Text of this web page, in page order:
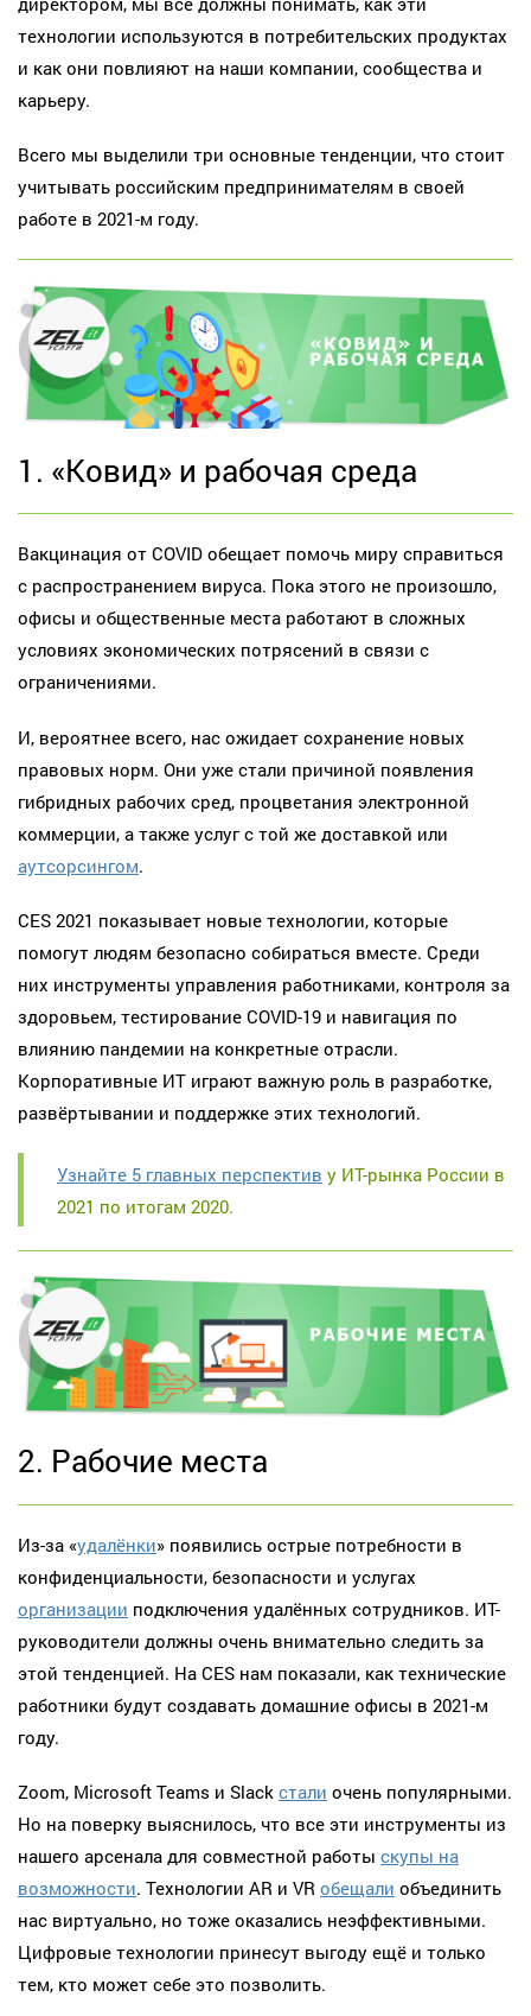
технологии используются в потребительских продуктах
и как они повлияют на наши компании, сообщества и
карьеру.
Всего мы выделили три основные тенденции, что стоит
учитывать российским предпринимателям в своей
работе в 2021-м году.
1. «Ковид» и рабочая среда
Вакцинация от COVID обещает помочь миру справиться
с распространением вируса. Пока этого не произошло,
офисы и общественные места работают в сложных
условиях экономических потрясений в связи с
ограничениями.
И, вероятнее всего, нас ожидает сохранение новых
правовых норм. Они уже стали причиной появления
гибридных рабочих сред, процветания электронной
коммерции, а также услуг с той же доставкой или
аутсорсингом.
CES 2021 показывает новые технологии, которые
помогут людям безопасно собираться вместе. Среди
них инструменты управления работниками, контроля за
здоровьем, тестирование COVID-19 и навигация по
влиянию пандемии на конкретные отрасли.
Корпоративные ИТ играют важную роль в разработке,
развёртывании и поддержке этих технологий.
Узнайте 5 главных перспектив у ИТ-рынка России в
2021 по итогам 2020.
2. Рабочие места
Из-за «удалёнки» появились острые потребности в
конфиденциальности, безопасности и услугах
организации подключения удалённых сотрудников. ИТ-
руководители должны очень внимательно следить за
этой тенденцией. На CES нам показали, как технические
работники будут создавать домашние офисы в 2021-м
году.
Zoom, Microsoft Teams и Slack стали очень популярными.
Но на поверку выяснилось, что все эти инструменты из
нашего арсенала для совместной работы скупы на
возможности. Технологии AR и VR обещали объединить
нас виртуально, но тоже оказались неэффективными.
Цифровые технологии принесут выгоду ещё и только
тем, кто может себе это позволить.